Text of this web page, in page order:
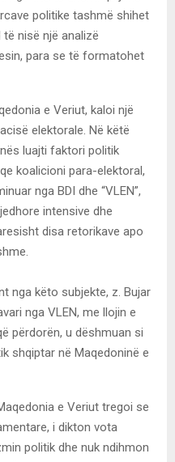
politike tashmë shihet
nisë një analizë
para se të formatohet
e Veriut, kaloi një
elektorale. Në këtë
luajti faktori politik
koalicioni para-elektoral,
nga BDI dhe “VLEN”,
intensive dhe
disa retorikave apo
nga këto subjekte, z. Bujar
nga VLEN, me llojin e
përdorën, u dëshmuan si
shqiptar në Maqedoninë e
e Veriut tregoi se
i dikton vota
politik dhe nuk ndihmon